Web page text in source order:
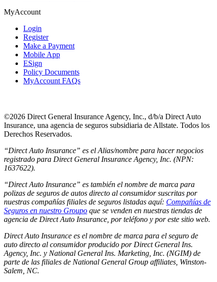
MyAccount
Login
Register
Make a Payment
Mobile App
ESign
Policy Documents
MyAccount FAQs
©2026 Direct General Insurance Agency, Inc., d/b/a Direct Auto
Insurance, una agencia de seguros subsidiaria de Allstate. Todos los
Derechos Reservados.
“Direct Auto Insurance” es el Alias/nombre para hacer negocios
registrado para Direct General Insurance Agency, Inc. (NPN:
1637622).
“Direct Auto Insurance” es también el nombre de marca para
polizas de seguros de autos directo al consumidor suscritas por
nuestras compañías filiales de seguros listadas aquí: Compañías de
Seguros en nuestro Groupo que se venden en nuestras tiendas de
agencia de Direct Auto Insurance, por teléfono y por este sitio web.
Direct Auto Insurance es el nombre de marca para el seguro de
auto directo al consumidor producido por Direct General Ins.
Agency, Inc. y National General Ins. Marketing, Inc. (NGIM) de
parte de las filiales de National General Group affiliates, Winston-
Salem, NC.